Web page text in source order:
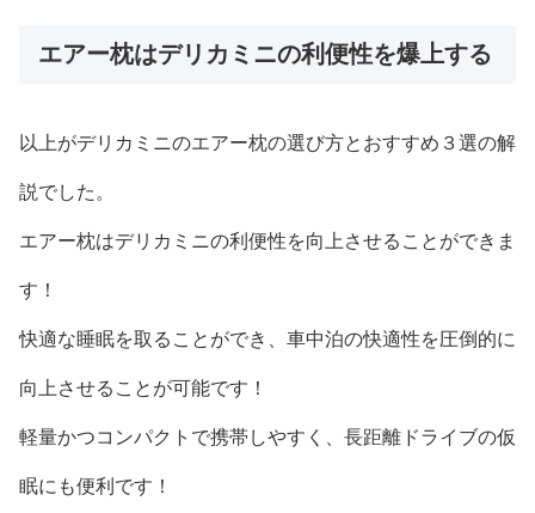
エアー枕はデリカミニの利便性を爆上する
以上がデリカミニのエアー枕の選び方とおすすめ３選の解
説でした。
エアー枕はデリカミニの利便性を向上させることができま
す！
快適な睡眠を取ることができ、車中泊の快適性を圧倒的に
向上させることが可能です！
軽量かつコンパクトで携帯しやすく、長距離ドライブの仮
眠にも便利です！